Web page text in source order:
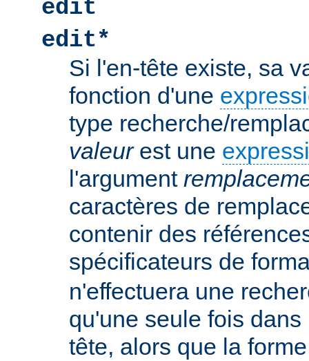
edit
edit*
Si l'en-tête existe, sa
fonction d'une
type recherche/
valeurest une
l'argument
caractères de
contenir des
spécificateurs de
n'effectuera une
qu'une seule fois
tête, alors que la